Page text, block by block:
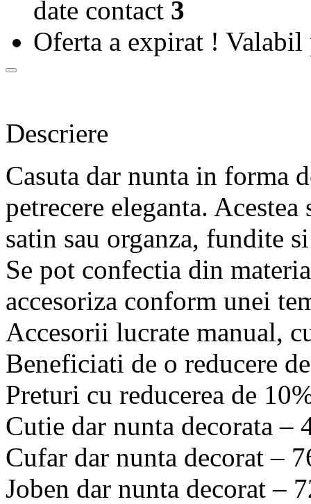
date contact 3
Oferta a expirat ! Valabil
Descriere
Casuta dar nunta in forma
petrecere eleganta.
satin sau organza, fundite
Se pot confectia din
accesoriza conform unei
Accesorii lucrate manual,
Beneficiati de o reducere
Preturi cu reducerea de
Cutie dar nunta decorata –
Cufar dar nunta decorat –
Joben dar nunta decorat –